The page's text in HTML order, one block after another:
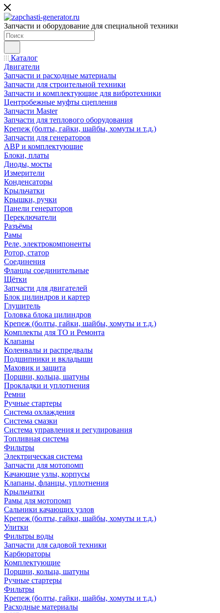
Запчасти и оборудование для специальной техники
Каталог
Двигатели
Запчасти и расходные материалы
Запчасти для строительной техники
Запчасти и комплектующие для вибротехники
Центробежные муфты сцепления
Запчасти Master
Запчасти для теплового оборудования
Крепеж (болты, гайки, шайбы, хомуты и т.д.)
Запчасти для генераторов
АВР и комплектующие
Блоки, платы
Диоды, мосты
Измерители
Конденсаторы
Крыльчатки
Крышки, ручки
Панели генераторов
Переключатели
Разъёмы
Рамы
Реле, электрокомпоненты
Ротор, статор
Соединения
Фланцы соединительные
Щётки
Запчасти для двигателей
Блок цилиндров и картер
Глушитель
Головка блока цилиндров
Крепеж (болты, гайки, шайбы, хомуты и т.д.)
Комплекты для ТО и Ремонта
Клапаны
Коленвалы и распредвалы
Подшипники и вкладыши
Маховик и защита
Поршни, кольца, шатуны
Прокладки и уплотнения
Ремни
Ручные стартеры
Система охлаждения
Система смазки
Система управления и регулирования
Топливная система
Фильтры
Электрическая система
Запчасти для мотопомп
Качающие узлы, корпусы
Клапаны, фланцы, уплотнения
Крыльчатки
Рамы для мотопомп
Сальники качающих узлов
Крепеж (болты, гайки, шайбы, хомуты и т.д.)
Улитки
Фильтры воды
Запчасти для садовой техники
Карбюраторы
Комплектующие
Поршни, кольца, шатуны
Ручные стартеры
Фильтры
Крепеж (болты, гайки, шайбы, хомуты и т.д.)
Расходные материалы